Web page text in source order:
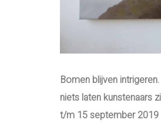
Bomen blijven
niets laten kunstenaars
t/m 15 september